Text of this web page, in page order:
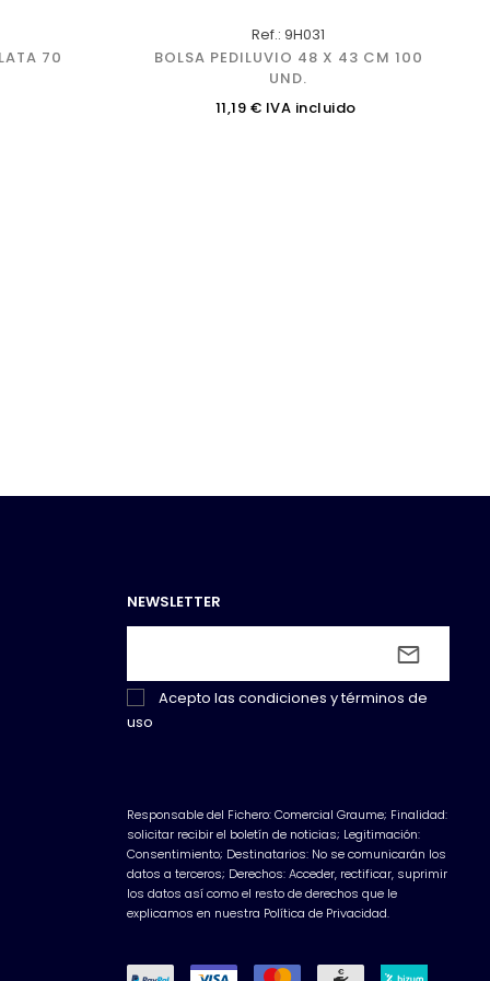
70
Ref.: 9H031
BOLSA PEDILUVIO 48 X 43 CM 100
UND.
Precio
11,19 € IVA incluido
NEWSLETTER
Acepto las condiciones y términos de
uso
Responsable del Fichero: Comercial Graume; Finalidad:
solicitar recibir el boletín de noticias; Legitimación:
Consentimiento; Destinatarios: No se comunicarán los
datos a terceros; Derechos: Acceder, rectificar, suprimir
los datos así como el resto de derechos que le
explicamos en nuestra Política de Privacidad.